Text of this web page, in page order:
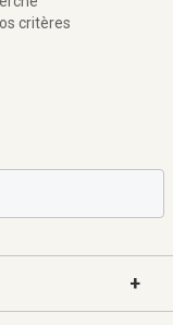
critères
+